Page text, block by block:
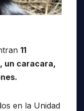
11
un caracara,
en la Unidad